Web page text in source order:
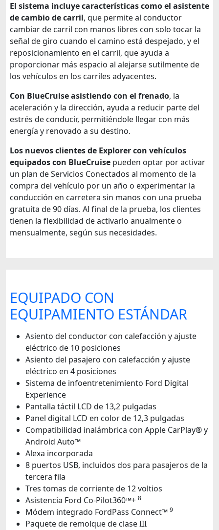
El sistema incluye características como el asistente
de cambio de carril, que permite al conductor
cambiar de carril con manos libres con solo tocar la
señal de giro cuando el camino está despejado, y el
reposicionamiento en el carril, que ayuda a
proporcionar más espacio al alejarse sutilmente de
los vehículos en los carriles adyacentes.
Con BlueCruise asistiendo con el frenado, la
aceleración y la dirección, ayuda a reducir parte del
estrés de conducir, permitiéndole llegar con más
energía y renovado a su destino.
Los nuevos clientes de Explorer con vehículos
equipados con BlueCruise pueden optar por activar
un plan de Servicios Conectados al momento de la
compra del vehículo por un año o experimentar la
conducción en carretera sin manos con una prueba
gratuita de 90 días. Al final de la prueba, los clientes
tienen la flexibilidad de activarlo anualmente o
mensualmente, según sus necesidades.
EQUIPADO CON
EQUIPAMIENTO ESTÁNDAR
Asiento del conductor con calefacción y ajuste
eléctrico de 10 posiciones
Asiento del pasajero con calefacción y ajuste
eléctrico en 4 posiciones
Sistema de infoentretenimiento Ford Digital
Experience
Pantalla táctil LCD de 13,2 pulgadas
Panel digital LCD en color de 12,3 pulgadas
Compatibilidad inalámbrica con Apple CarPlay® y
Android Auto™
Alexa incorporada
8 puertos USB, incluidos dos para pasajeros de la
tercera fila
Tres tomas de corriente de 12 voltios
Asistencia Ford Co-Pilot360™+ 8
Módem integrado FordPass Connect™ 9
Paquete de remolque de clase III